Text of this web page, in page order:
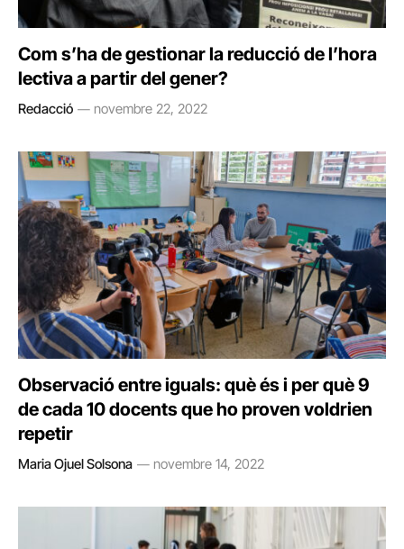
Com s’ha de gestionar la reducció de l’hora
lectiva a partir del gener?
Redacció novembre 22, 2022
Observació entre iguals: què és i per què 9
de cada 10 docents que ho proven voldrien
repetir
Maria Ojuel Solsona novembre 14, 2022